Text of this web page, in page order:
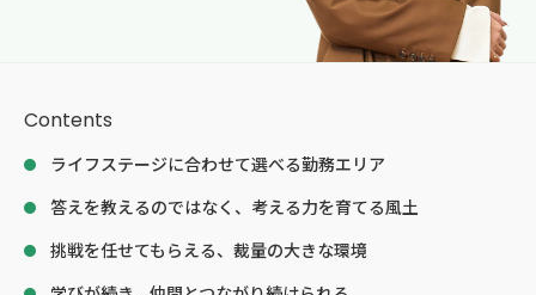
Contents
ライフステージに合わせて選べる勤務エリア
答えを教えるのではなく、考える力を育てる風土
挑戦を任せてもらえる、裁量の大きな環境